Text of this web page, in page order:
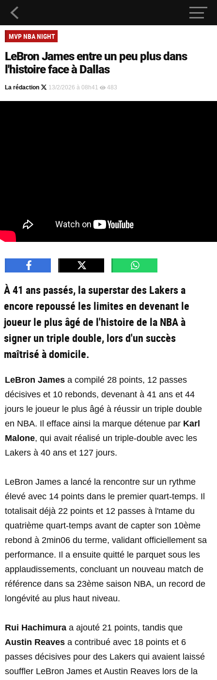
MVP NBA NIGHT
LeBron James entre un peu plus dans
l'histoire face à Dallas
La rédaction 13/2/2026 à 08h41 483
À 41 ans passés, la superstar des Lakers a
encore repoussé les limites en devenant le
joueur le plus âgé de l'histoire de la NBA à
signer un triple double, lors d'un succès
maîtrisé à domicile.
LeBron James a compilé 28 points, 12 passes
décisives et 10 rebonds, devenant à 41 ans et 44
jours le joueur le plus âgé à réussir un triple double
en NBA. Il efface ainsi la marque détenue par Karl
Malone, qui avait réalisé un triple-double avec les
Lakers à 40 ans et 127 jours.
LeBron James a lancé la rencontre sur un rythme
élevé avec 14 points dans le premier quart-temps. Il
totalisait déjà 22 points et 12 passes à l'ntame du
quatrième quart-temps avant de capter son 10ème
rebond à 2min06 du terme, validant officiellement sa
performance. Il a ensuite quitté le parquet sous les
applaudissements, concluant un nouveau match de
référence dans sa 23ème saison NBA, un record de
longévité au plus haut niveau.
Rui Hachimura a ajouté 21 points, tandis que
Austin Reaves a contribué avec 18 points et 6
passes décisives pour des Lakers qui avaient laissé
souffler LeBron James et Austin Reaves lors de la